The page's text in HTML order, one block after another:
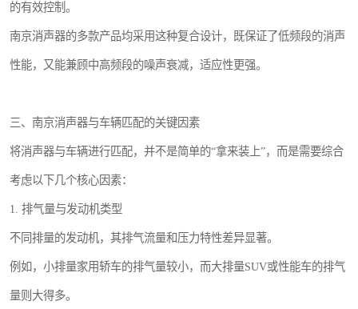
的有效控制。
南京消声器的多款产品均采用这种复合设计，既保证了低频段的消声
性能，又能兼顾中高频段的噪声衰减，适应性更强。
三、南京消声器与车辆匹配的关键因素
将消声器与车辆进行匹配，并不是简单的“拿来装上”，而是需要综合
考虑以下几个核心因素：
1. 排气量与发动机类型
不同排量的发动机，其排气流量和压力特性差异显著。
例如，小排量家用轿车的排气量较小，而大排量SUV或性能车的排气
量则大得多。